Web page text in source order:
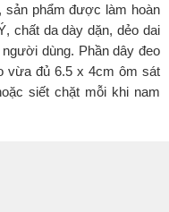
sản phẩm được làm hoàn
chất da dày dặn, dẻo dai
dùng. Phần dây đeo
vừa đủ 6.5 x 4cm ôm sát
siết chặt mỗi khi nam